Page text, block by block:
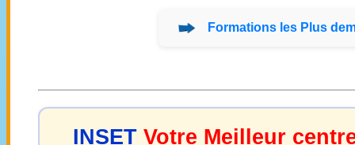
Formations les Plus
INSET Votre Meilleur